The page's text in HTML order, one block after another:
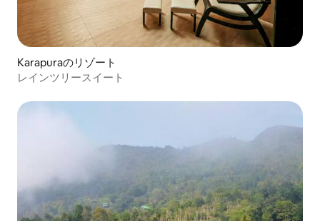
Karapuraのリゾート
レインツリースイート